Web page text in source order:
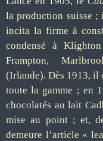
la production suisse ;
incita la firme à
condensé à
Frampton,
(Irlande). Dès 1913, il
toute la gamme ; en
chocolatés au lait
mise au point ; et,
demeure l’article «